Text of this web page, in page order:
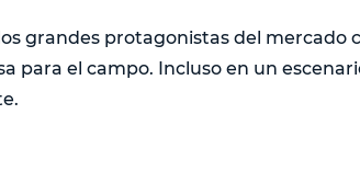
grandes protagonistas del mercado
para el campo. Incluso en un